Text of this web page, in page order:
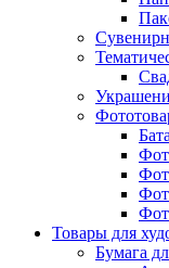
Товары для
Бумага